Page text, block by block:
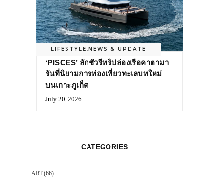
LIFESTYLE,NEWS & UPDATE
‘PISCES’ ลักชัวรีทริปล่องเรือคาตามา
รันที่นิยามการท่องเที่ยวทะเลบทใหม่
บนเกาะภูเก็ต
July 20, 2026
CATEGORIES
ART(66)